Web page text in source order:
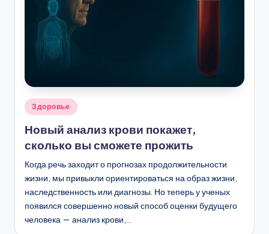
Опубликовано
Здоровье
Новый анализ крови покажет,
сколько вы сможете прожить
Когда речь заходит о прогнозах продолжительности
жизни, мы привыкли ориентироваться на образ жизни,
наследственность или диагнозы. Но теперь у ученых
появился совершенно новый способ оценки будущего
человека — анализ крови,…